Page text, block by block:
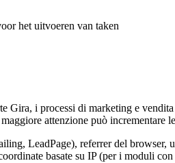
het uitvoeren van taken
Gira, i processi di marketing e
attenzione può
LeadPage), referrer del
basate su IP (per i moduli